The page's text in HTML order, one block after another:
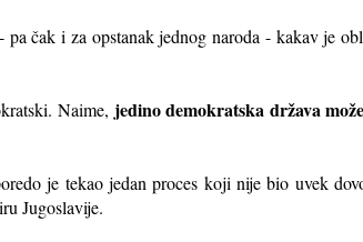
čak i za opstanak jednog naroda - kakav je
Naime, jedino demokratska država
je tekao jedan proces koji nije bio uvek
Jugoslavije.